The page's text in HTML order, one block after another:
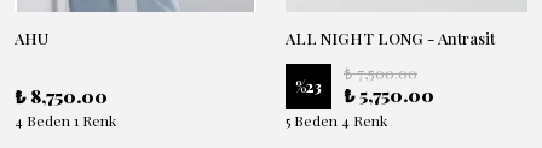
AHU
₺ 8,750.00
4 Beden 1 Renk
ALL NIGHT LONG - Antrasit
%23
₺ 7,500.00
₺ 5,750.00
5 Beden 4 Renk